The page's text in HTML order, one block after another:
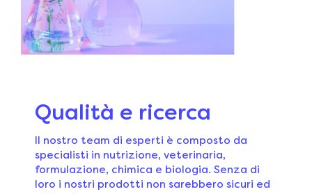
Qualità e ricerca
Il nostro team di esperti è composto da
specialisti in nutrizione, veterinaria,
formulazione, chimica e biologia. Senza di
loro i nostri prodotti non sarebbero sicuri ed